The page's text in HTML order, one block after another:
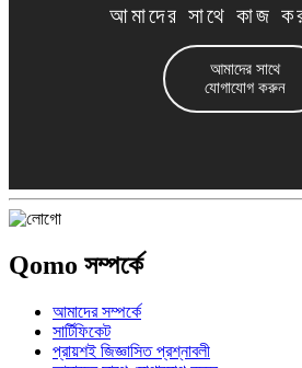
আমাদের সাথে কাজ
আমাদের সাথে
যোগাযোগ করুন
Qomo সম্পর্কে
আমাদের সম্পর্কে
সার্টিফিকেট
প্রায়শই জিজ্ঞাসিত প্রশ্নাবলী